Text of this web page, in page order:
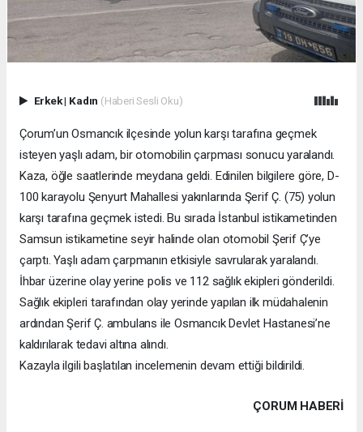
Erkek| Kadın (Haberi Sesli Oku)
Çorum’un Osmancık ilçesinde yolun karşı tarafına geçmek
isteyen yaşlı adam, bir otomobilin çarpması sonucu yaralandı.
Kaza, öğle saatlerinde meydana geldi. Edinilen bilgilere göre, D-
100 karayolu Şenyurt Mahallesi yakınlarında Şerif Ç. (75) yolun
karşı tarafına geçmek istedi. Bu sırada İstanbul istikametinden
Samsun istikametine seyir halinde olan otomobil Şerif Ç’ye
çarptı. Yaşlı adam çarpmanın etkisiyle savrularak yaralandı.
İhbar üzerine olay yerine polis ve 112 sağlık ekipleri gönderildi.
Sağlık ekipleri tarafından olay yerinde yapılan ilk müdahalenin
ardından Şerif Ç. ambulans ile Osmancık Devlet Hastanesi’ne
kaldırılarak tedavi altına alındı.
Kazayla ilgili başlatılan incelemenin devam ettiği bildirildi.
ÇORUM HABERİ